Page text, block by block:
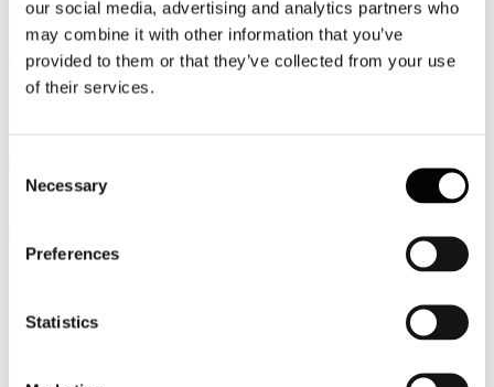
our social media, advertising and analytics partners who
may combine it with other information that you’ve
provided to them or that they’ve collected from your use
of their services.
Selection
Necessary
Preferences
Statistics
Contatti
Tel. +39 320 57 80 986
Email segreteria@federturismo.it